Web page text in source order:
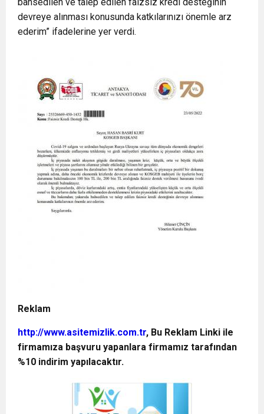
devreye alınması konusunda katkılarınızı önemle arz
ederim” ifadelerine yer verdi.
Reklam
http://www.asitemizlik.com.tr, Bu Reklam Linki ile
firmamıza başvuru yapanlara firmamız tarafından
%10 indirim yapılacaktır.